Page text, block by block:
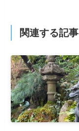
関連する記事